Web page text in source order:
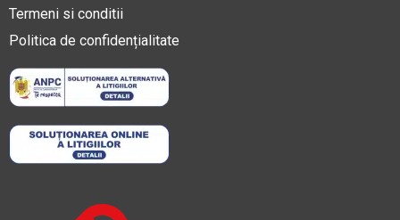
Termeni si conditii
Politica de confidențialitate